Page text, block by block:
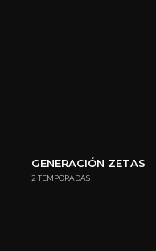
GENERACIÓN ZETAS
2 TEMPORADAS